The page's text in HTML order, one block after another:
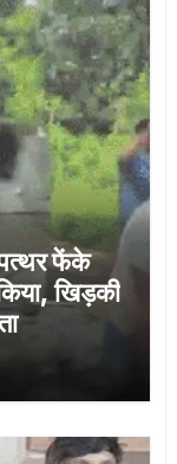
पत्थर फेंके
खिड़की